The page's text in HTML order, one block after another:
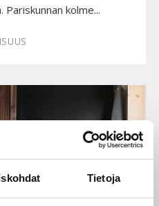
Tietoja
kolme...